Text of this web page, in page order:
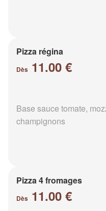
Pizza régina
Dès 11.00 €
Base sauce tomate,
champignons
Pizza 4 fromages
Dès 11.00 €